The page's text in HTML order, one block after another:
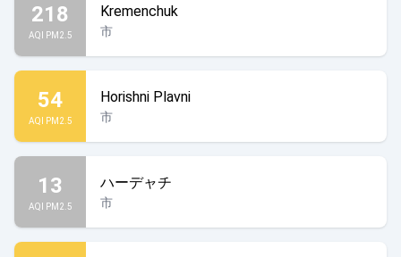
218
AQI PM2.5
Kremenchuk
市
54
AQI PM2.5
Horishni Plavni
市
13
AQI PM2.5
ハーデャチ
市